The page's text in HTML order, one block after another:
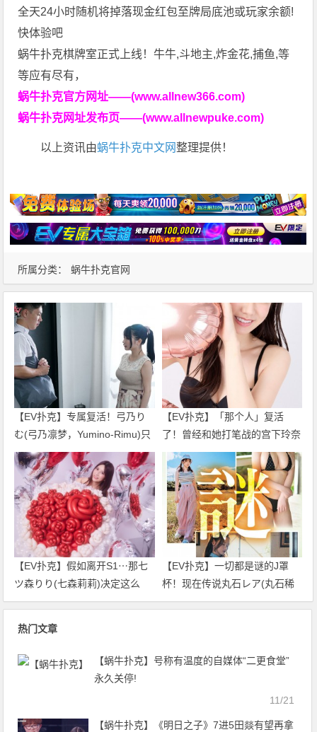
所属分类： 蜗牛扑克官网
全天24小时随机将掉落现金红包至牌局底池或玩家余额!
快体验吧
蜗牛扑克棋牌室正式上线！牛牛,斗地主,炸金花,捕鱼,等
等应有尽有，
蜗牛扑克官方网址——(www.allnew366.com)
蜗牛扑克网址发布页——(www.allnewpuke.com)
以上资讯由蜗牛扑克中文网整理提供！
【EV扑克】专属复活！弓乃り
む(弓乃凛梦，Yumino-Rimu)只
要不发生那件事我就不引退了！
【EV扑克】「那个人」复活
了！曾经和她打笔战的宫下玲奈
回应是？
【EV扑克】假如离开S1⋯那七
ツ森りり(七森莉莉)决定这么
做！
【EV扑克】一切都是谜的J罩
杯！现在传说丸石レア(丸石稀
有)是⋯
热门文章
【蜗牛扑克】号称有温度的自媒体“二更食堂”
永久关停!
11/21
【蜗牛扑克】《明日之子》7进5田燚有望再拿